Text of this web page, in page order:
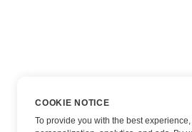
COOKIE NOTICE
To provide you with the best